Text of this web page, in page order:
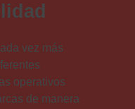
vez más
operativos
de manera